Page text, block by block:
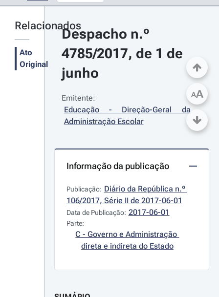
Relacionados
Ato
Original
Despacho n.º
4785/2017, de 1 de
junho
Emitente:
Educação - Direção-Geral da
Administração Escolar
Informação da publicação
Publicação: Diário da República n.º
106/2017, Série II de 2017-06-01
Data de Publicação: 2017-06-01
Parte:
C - Governo e Administração
direta e indireta do Estado
AA